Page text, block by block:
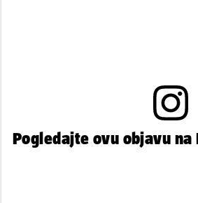
Pogledajte ovu objavu na